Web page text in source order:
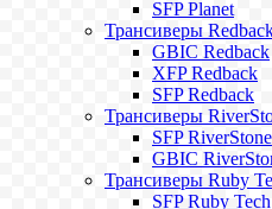
SFP Planet
Трансиверы
GBIC Redback
XFP Redback
SFP Redback
Трансиверы
SFP RiverStone
GBIC
Трансиверы Ruby
SFP Ruby Tech